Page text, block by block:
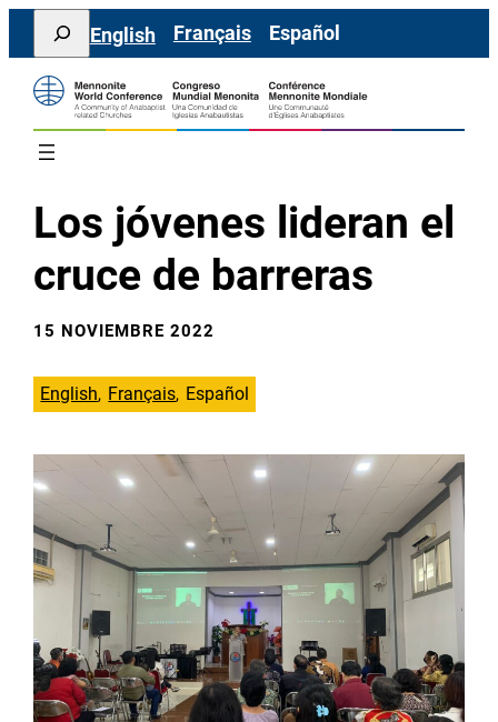
Saltar
contenido
Search
English Français Español
Los jóvenes lideran el
cruce de barreras
15 NOVIEMBRE 2022
English Français Español